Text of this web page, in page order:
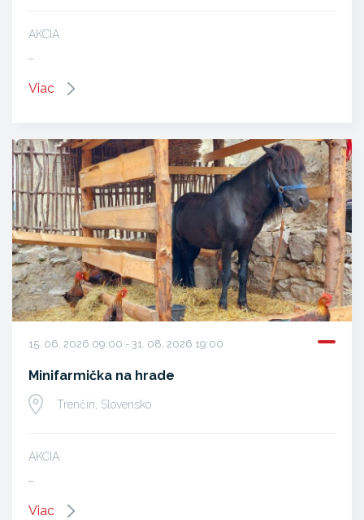
AKCIA
Viac
15. 06. 2026 09:00 - 31. 08. 2026 19:00
Minifarmička na hrade
Trenčín, Slovensko
AKCIA
…
Viac